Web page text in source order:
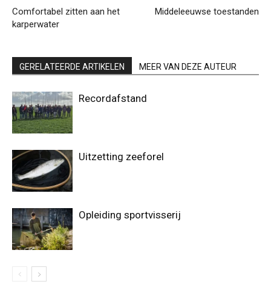
Comfortabel zitten aan het
karperwater
Middeleeuwse toestanden
GERELATEERDE ARTIKELEN MEER VAN DEZE AUTEUR
Recordafstand
Uitzetting zeeforel
Opleiding sportvisserij